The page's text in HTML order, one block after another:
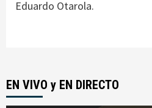
Eduardo Otarola.
EN VIVO y EN DIRECTO